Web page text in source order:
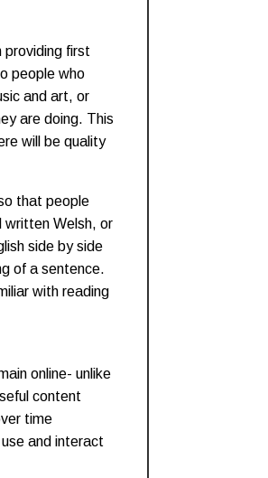
providing first
people who
and art, or
are doing. This
will be quality
that people
written Welsh, or
side by side
of a sentence.
with reading
online- unlike
content
time
and interact